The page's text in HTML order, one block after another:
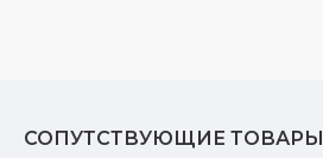
СОПУТСТВУЮЩИЕ ТОВАРЫ